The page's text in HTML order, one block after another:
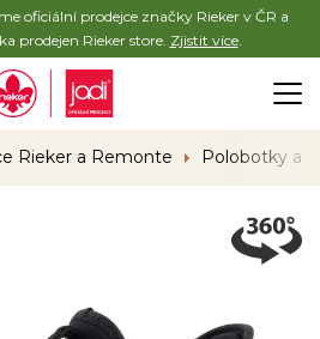
oficiální prodejce značky Rieker v ČR a
prodejen Rieker store. Zjistit více.
Rieker a Remonte Polobotky a